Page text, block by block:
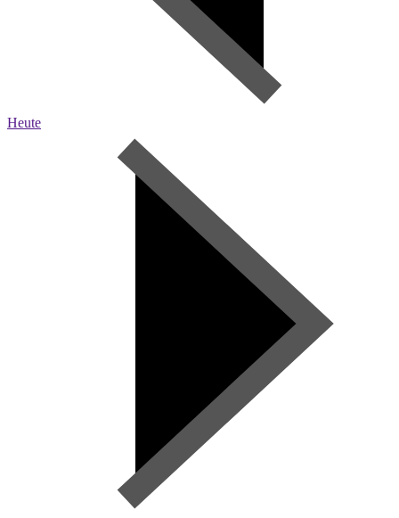
Heute